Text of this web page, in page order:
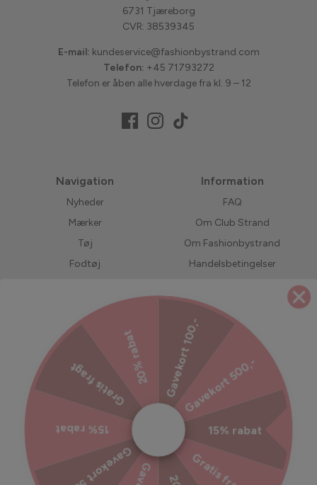
6731 Tjæreborg
CVR: 38539345
E-mail: kundeservice@fashionbystrand.com
Telefon: +45 71793272
Telefon er åben alle hverdage fra kl. 9 – 12
Navigation
Nyheder
Mærker
Tøj
Fodtøj
Bedst solgte
Forudbestil
Information
FAQ
Om Club Strand
Om Fashionbystrand
Handelsbetingelser
LIVE shopping
Jobs hos Fashionbystrand
Refusionspolitik
Ekstra tryghed til din ordre
Tilmeld dig vores nyhedsbrev
Bliv inspireret, hold dig opdateret med vores kampagner og
Gavekort 100,-
Gavekort 500,-
15% rabat
Gratis fragt
15% rabat
Gratis fragt20% rabat